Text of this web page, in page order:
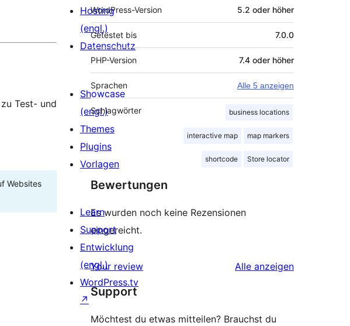
Test- und
Websites
WordPress-Version 5.2 oder höher
Getestet bis 7.0.0
PHP-Version 7.4 oder höher
Sprachen Alle 5 anzeigen
Schlagwörter business locations
interactive map map markers
shortcode Store locator
Bewertungen
Es wurden noch keine Rezensionen
eingereicht.
Your review Alle Rezensionen
anzeigen
Support
Möchtest du etwas mitteilen? Brauchst du
Hosting
(engl.)
Datenschutz
Showcase
(engl.)
Themes
Plugins
Vorlagen
Learn
Support
Entwicklung
(engl.)
WordPress.tv
↗